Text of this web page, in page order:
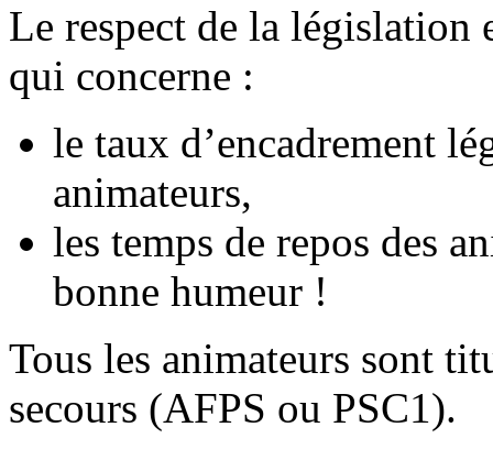
Le respect de la législation
qui concerne :
le taux d’encadrement
animateurs,
les temps de repos des
bonne humeur !
Tous les animateurs sont
secours (AFPS ou PSC1).